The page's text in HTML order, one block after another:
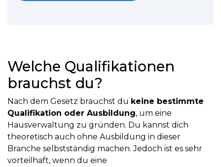
Welche Qualifikationen
brauchst du?
Nach dem Gesetz brauchst du keine bestimmte
Qualifikation oder Ausbildung, um eine
Hausverwaltung zu gründen. Du kannst dich
theoretisch auch ohne Ausbildung in dieser
Branche selbstständig machen. Jedoch ist es sehr
vorteilhaft, wenn du eine